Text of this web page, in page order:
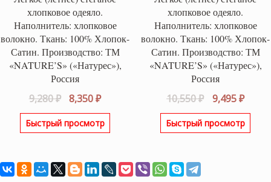
хлопковое одеяло.
Наполнитель: хлопковое
волокно. Ткань: 100% Хлопок-
Сатин. Производство: ТМ
«NATURE’S» («Натурес»),
Россия
9,280₽
Первоначальная
цена
составляла
8,350₽Текущая
цена:
8,350 ₽.
Быстрый просмотр
хлопковое одеяло.
Наполнитель: хлопковое
волокно. Ткань: 100% Хлопок-
Сатин. Производство: ТМ
«NATURE’S» («Натурес»),
Россия
10,550₽
цена
составляла
9,495₽
цена:
9,495
Быстрый просмотр